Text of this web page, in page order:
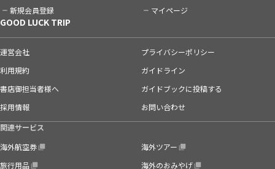
新規会員登録 マイページ
GOOD LUCK TRIP
運営会社
プライバシーポリシー
利用規約
ガイドライン
書店御担当者様へ
ガイドブックに投稿する
採用情報
お問い合わせ
関連サービス
海外航空券
海外ツアー
旅行用品
海外のおみやげ